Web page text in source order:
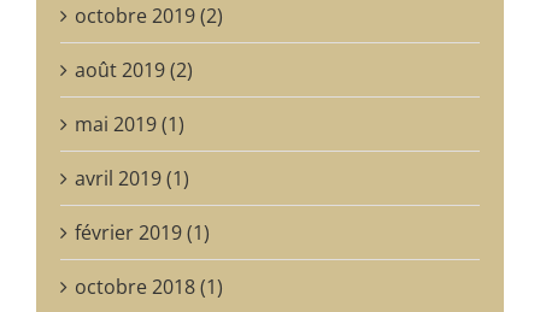
octobre 2019 (2)
août 2019 (2)
mai 2019 (1)
avril 2019 (1)
février 2019 (1)
octobre 2018 (1)